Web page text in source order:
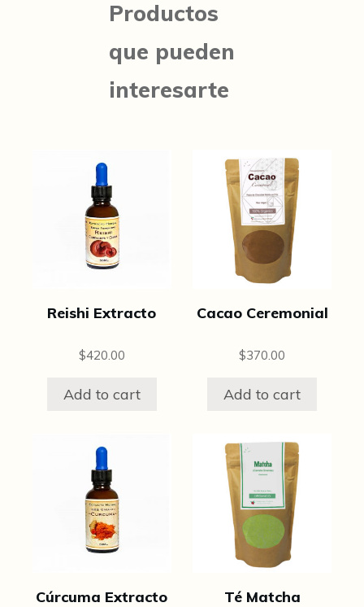
Productos
que pueden
interesarte
Reishi Extracto
$420.00
Add to cart
Cacao Ceremonial
$370.00
Add to cart
Cúrcuma Extracto Té Matcha